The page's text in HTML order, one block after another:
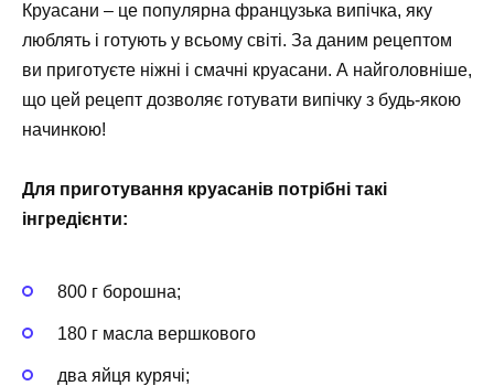
Круасани – це популярна французька випічка, яку
люблять і готують у всьому світі. За даним рецептом
ви приготуєте ніжні і смачні круасани. А найголовніше,
що цей рецепт дозволяє готувати випічку з будь-якою
начинкою!
Для приготування круасанів потрібні такі
інгредієнти:
800 г борошна;
180 г масла вершкового
два яйця курячі;